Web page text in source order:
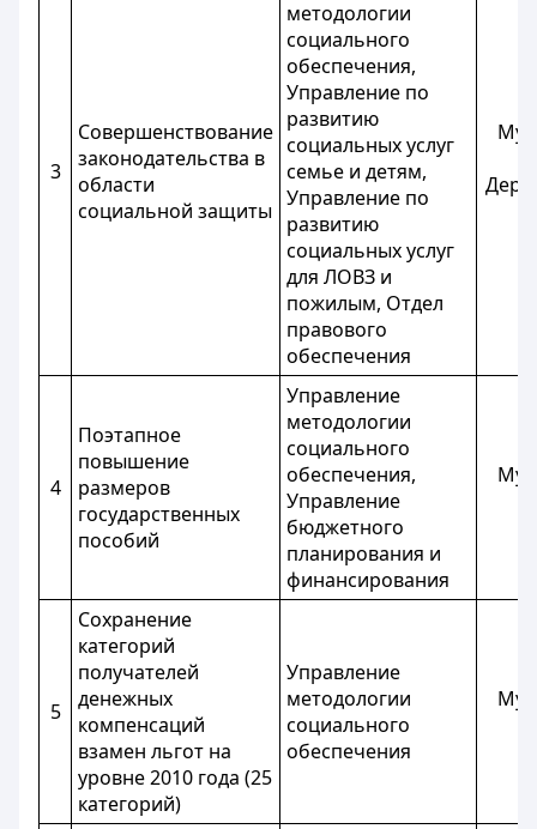
3
Совершенствование
законодательства в
области
социальной защиты
методологии
социального
обеспечения,
Управление по
развитию
социальных услуг
семье и детям,
Управление по
развитию
социальных услуг
для ЛОВЗ и
пожилым, Отдел
правового
обеспечения
4
Поэтапное
повышение
размеров
государственных
пособий
Управление
методологии
социального
обеспечения,
Управление
бюджетного
планирования и
финансирования
5
Сохранение
категорий
получателей
денежных
компенсаций
взамен льгот на
уровне 2010 года (25
категорий)
Управление
методологии
социального
обеспечения